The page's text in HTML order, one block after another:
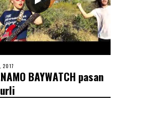
2017
BAYWATCH pasan